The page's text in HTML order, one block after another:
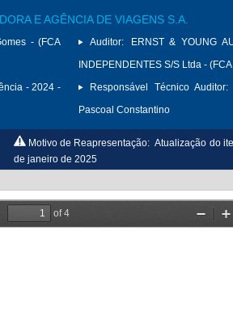
E AGÊNCIA DE VIAGENS S.A.
- (FCA
- 2024 -
Auditor:
ERNST & YOUNG
INDEPENDENTES S/S Ltda -
Responsável Técnico Auditor:
Pascoal Constantino
Motivo de Reapresentação: Atualização do
de janeiro de 2025